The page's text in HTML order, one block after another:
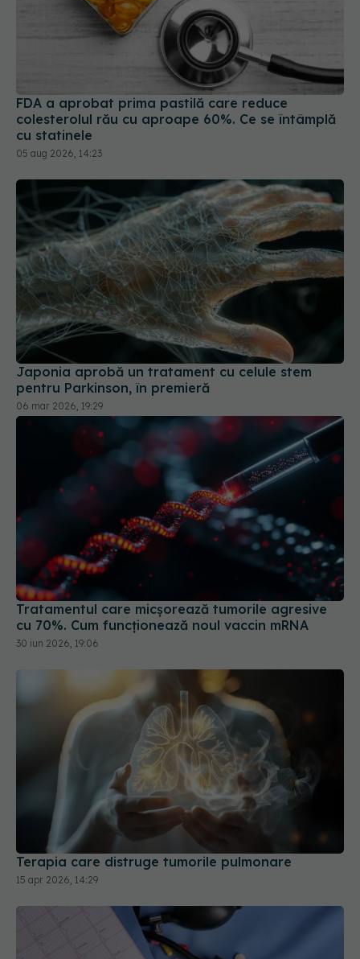
FDA a aprobat prima pastilă care reduce
colesterolul rău cu aproape 60%. Ce se întâmplă
Japonia aprobă un tratament cu celule stem
pentru Parkinson, în premieră
06 mar 2026, 19:29
Tratamentul care micșorează tumorile agresive
cu 70%. Cum funcționează noul vaccin mRNA
30 iun 2026, 19:06
Terapia care distruge tumorile pulmonare
15 apr 2026, 14:29